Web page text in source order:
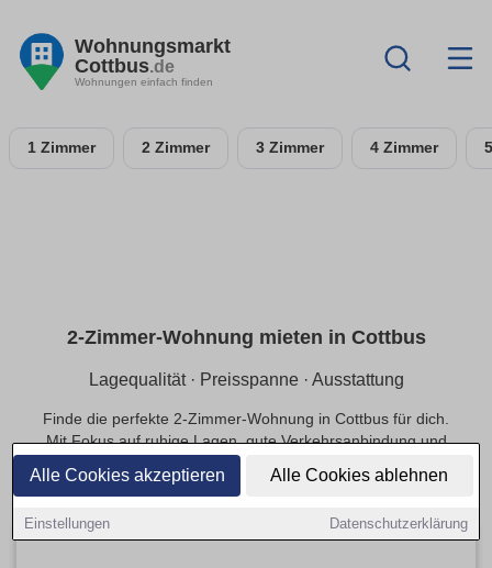
Alle Cookies akzeptieren Alle Cookies ablehnen
Einstellungen Datenschutzerklärung
Wohnungsmarkt
Cottbus.de
Wohnungen einfach finden
1 Zimmer 2 Zimmer 3 Zimmer 4 Zimmer
2-Zimmer-Wohnung mieten in Cottbus
Lagequalität · Preisspanne · Ausstattung
Finde die perfekte 2-Zimmer-Wohnung in Cottbus für dich.
Mit Fokus auf ruhige Lagen, gute Verkehrsanbindung und
einer passenden Preisspanne.